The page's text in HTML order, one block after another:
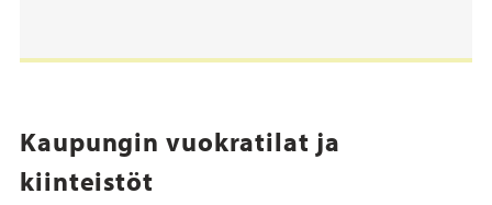
Kaupungin vuokratilat ja
kiinteistöt